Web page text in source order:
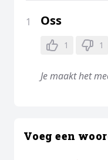
1 Oss
1 1
Je maakt het
Voeg een